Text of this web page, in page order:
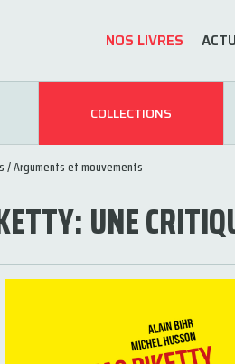
NOS LIVRES
COLLECTIONS
/Arguments et mouvements
UNE